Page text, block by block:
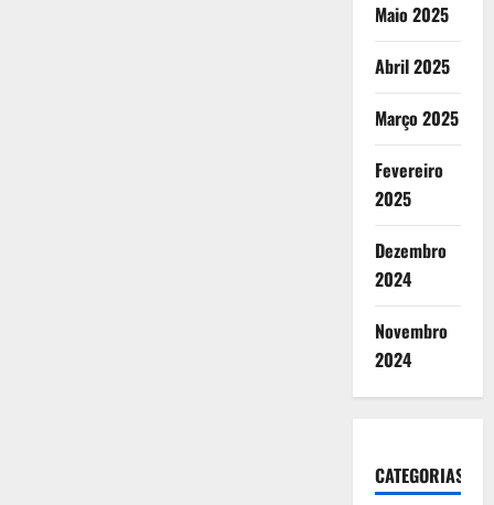
Maio 2025
Abril 2025
Março 2025
Fevereiro
2025
Dezembro
2024
Novembro
2024
CATEGORIAS